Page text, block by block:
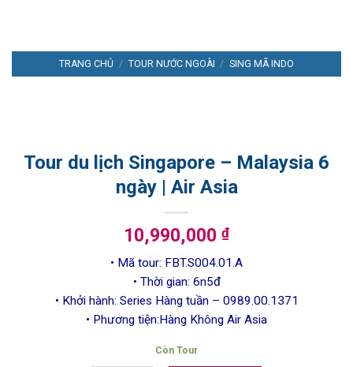
TRANG CHỦ / TOUR NƯỚC NGOÀI / SING MÃ INDO
Tour du lịch Singapore – Malaysia 6
ngày | Air Asia
10,990,000 ₫
• Mã tour: FBT.S004.01.A
• Thời gian: 6n5đ
• Khởi hành: Series Hàng tuần – 0989.00.1371
• Phương tiện:Hàng Không Air Asia
Còn Tour